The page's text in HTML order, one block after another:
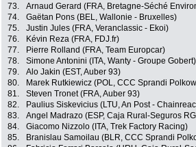
73.
Arnaud Gerard (FRA, Bretagne-Séché
74.
Gaëtan Pons (BEL, Wallonie - Bruxelles)
75.
Justin Jules (FRA, Veranclassic - Ekoi)
76.
Kévin Reza (FRA, FDJ.fr)
77.
Pierre Rolland (FRA, Team Europcar)
78.
Simone Antonini (ITA, Wanty - Groupe Gobert)
79.
Alo Jakin (EST, Auber 93)
80.
Marek Rutkiewicz (POL, CCC Sprandi
81.
Steven Tronet (FRA, Auber 93)
82.
Paulius Siskevicius (LTU, An Post -
83.
Angel Madrazo (ESP, Caja Rural-Seguros
84.
Giacomo Nizzolo (ITA, Trek Factory Racing)
85.
Branislau Samoilau (BLR, CCC Sprandi